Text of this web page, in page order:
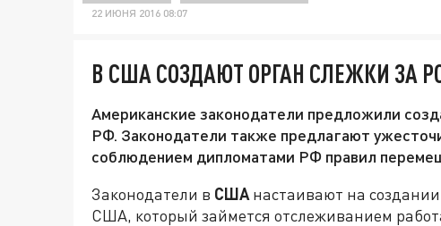
22 ИЮНЯ 2016 08:07
В США СОЗДАЮТ ОРГАН СЛЕЖКИ ЗА
Американские законодатели предложили
РФ. Законодатели также предлагают
соблюдением дипломатами РФ правил
Законодатели в США настаивают на
США, который займется отслеживанием